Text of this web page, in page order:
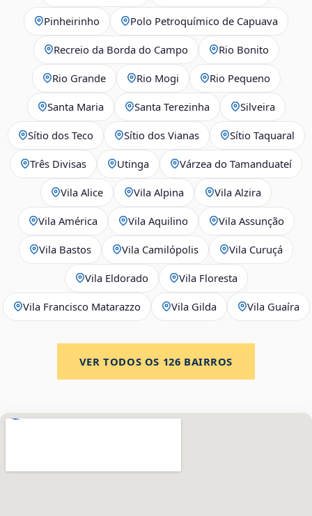
Pinheirinho Polo Petroquímico de Capuava
Recreio da Borda do Campo Rio Bonito
Rio Grande Rio Mogi Rio Pequeno
Santa Maria Santa Terezinha Silveira
Sítio dos Teco Sítio dos Vianas Sítio Taquaral
Três Divisas Utinga Várzea do Tamanduateí
Vila Alice Vila Alpina Vila Alzira
Vila América Vila Aquilino Vila Assunção
Vila Bastos Vila Camilópolis Vila Curuçá
Vila Eldorado Vila Floresta
Vila Francisco Matarazzo Vila Gilda Vila Guaíra
VER TODOS OS 126 BAIRROS